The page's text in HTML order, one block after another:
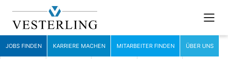
JOBS FINDEN KARRIERE MACHEN MITARBEITER FINDEN ÜBER UNS